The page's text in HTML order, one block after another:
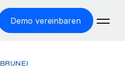
Demo vereinbaren
BRUNEI